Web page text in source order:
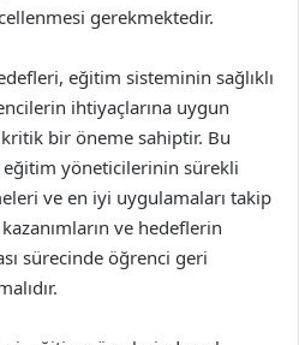
gerekmektedir.
eğitim sisteminin sağlıklı
ihtiyaçlarına uygun
bir öneme sahiptir. Bu
yöneticilerinin sürekli
ve en iyi uygulamaları takip
ve hedeflerin
sürecinde öğrenci geri